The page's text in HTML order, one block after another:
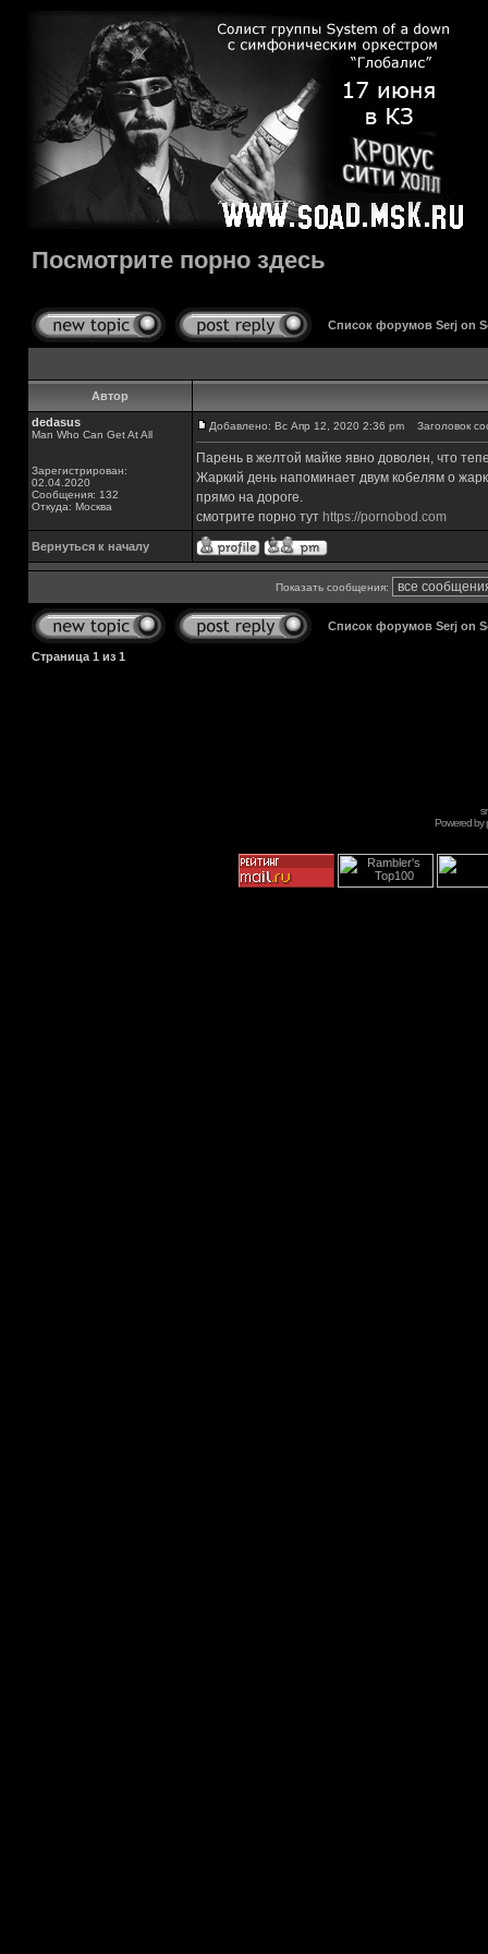
Посмотрите порно здесь
Список форумов Serj on
Автор
dedasus
Man Who Can Get At All
Зарегистрирован:
02.04.2020
Сообщения: 132
Откуда: Москва
Добавлено: Вс Апр 12, 2020 2:36 pm Заголовок
Парень в желтой майке явно доволен, что
Жаркий день напоминает двум кобелям о
прямо на дороге.
смотрите порно тут https://pornobod.com
Вернуться к началу
Показать сообщения:
Список форумов Serj on
Страница 1 из 1
Powered by